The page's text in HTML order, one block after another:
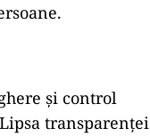
și control
transparenței